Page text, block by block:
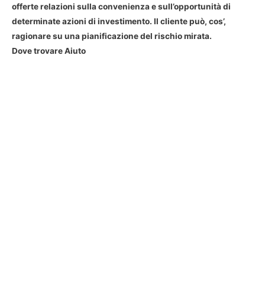
offerte relazioni sulla convenienza e sull’opportunità di
determinate azioni di investimento. Il cliente può, cos’,
ragionare su una pianificazione del rischio mirata.
Dove trovare Aiuto